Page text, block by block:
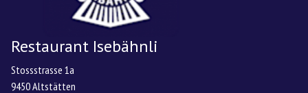
Restaurant Isebähnli
Stossstrasse 1a
9450 Altstätten